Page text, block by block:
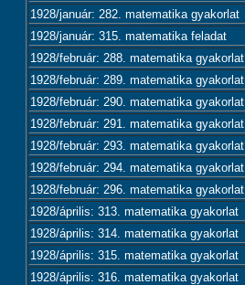
1928/január: 282. matematika gyakorlat
1928/január: 315. matematika feladat
1928/február: 288. matematika gyakorlat
1928/február: 289. matematika gyakorlat
1928/február: 290. matematika gyakorlat
1928/február: 291. matematika gyakorlat
1928/február: 293. matematika gyakorlat
1928/február: 294. matematika gyakorlat
1928/február: 296. matematika gyakorlat
1928/április: 313. matematika gyakorlat
1928/április: 314. matematika gyakorlat
1928/április: 315. matematika gyakorlat
1928/április: 316. matematika gyakorlat